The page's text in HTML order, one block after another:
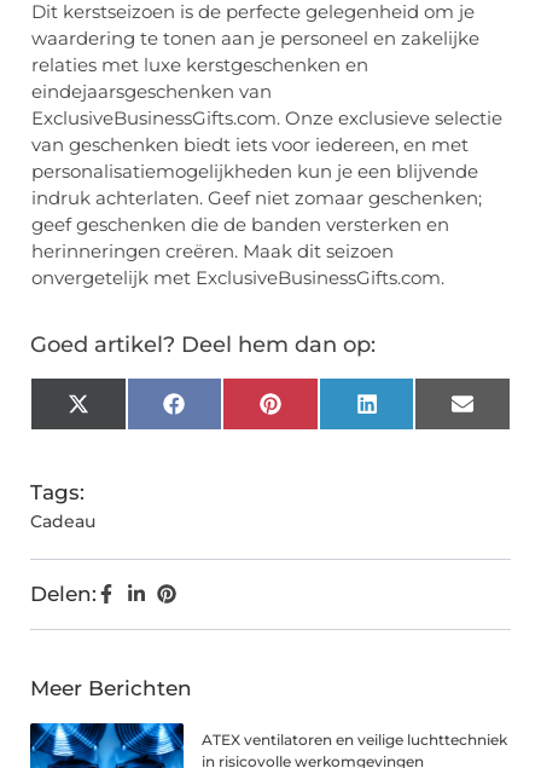
Dit kerstseizoen is de perfecte gelegenheid om je
waardering te tonen aan je personeel en zakelijke
relaties met luxe kerstgeschenken en
eindejaarsgeschenken van
ExclusiveBusinessGifts.com. Onze exclusieve selectie
van geschenken biedt iets voor iedereen, en met
personalisatiemogelijkheden kun je een blijvende
indruk achterlaten. Geef niet zomaar geschenken;
geef geschenken die de banden versterken en
herinneringen creëren. Maak dit seizoen
onvergetelijk met ExclusiveBusinessGifts.com.
Goed artikel? Deel hem dan op:
X
(Twitter)
FacebookPinterestLinkedInEmail
Tags:
Cadeau
Delen:
Meer Berichten
ATEX ventilatoren en veilige luchttechniek
in risicovolle werkomgevingen